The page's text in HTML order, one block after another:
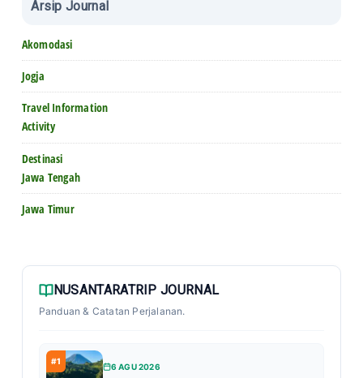
Arsip Journal
Akomodasi
Jogja
Travel Information
Activity
Destinasi
Jawa Tengah
Jawa Timur
NUSANTARATRIP JOURNAL
Panduan & Catatan Perjalanan.
#1
6 AGU 2026